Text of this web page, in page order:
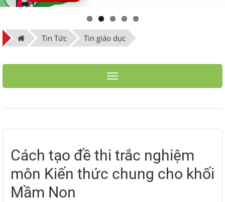
Tin Tức Tin giáo dục
Toggle navigation
Cách tạo đề thi trắc nghiệm
môn Kiến thức chung cho khối
Mầm Non